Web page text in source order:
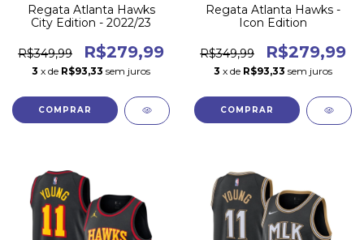
Regata Atlanta Hawks
City Edition - 2022/23
R$349,99 R$279,99
3 x de R$93,33 sem juros
COMPRAR
Regata Atlanta Hawks -
Icon Edition
R$349,99 R$279,99
3 x de R$93,33 sem juros
COMPRAR